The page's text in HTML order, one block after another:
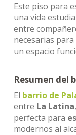
Este piso para
una vida
entre
necesarias
un espacio
Resumen del
El barrio de
entre La Latina,
perfecta para
modernos al